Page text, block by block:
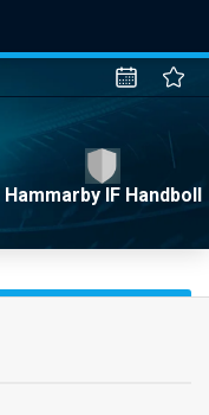
Hammarby IF Handboll